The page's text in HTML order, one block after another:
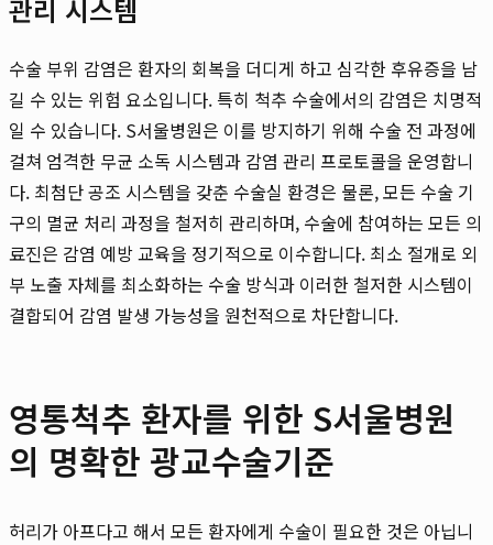
관리 시스템
수술 부위 감염은 환자의 회복을 더디게 하고 심각한 후유증을 남
길 수 있는 위험 요소입니다. 특히 척추 수술에서의 감염은 치명적
일 수 있습니다. S서울병원은 이를 방지하기 위해 수술 전 과정에
걸쳐 엄격한 무균 소독 시스템과 감염 관리 프로토콜을 운영합니
다. 최첨단 공조 시스템을 갖춘 수술실 환경은 물론, 모든 수술 기
구의 멸균 처리 과정을 철저히 관리하며, 수술에 참여하는 모든 의
료진은 감염 예방 교육을 정기적으로 이수합니다. 최소 절개로 외
부 노출 자체를 최소화하는 수술 방식과 이러한 철저한 시스템이
결합되어 감염 발생 가능성을 원천적으로 차단합니다.
영통척추 환자를 위한 S서울병원
의 명확한 광교수술기준
허리가 아프다고 해서 모든 환자에게 수술이 필요한 것은 아닙니